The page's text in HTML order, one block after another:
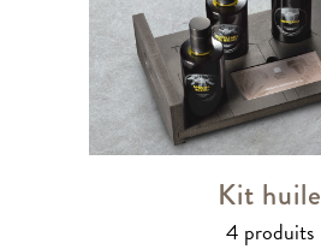
Kit huile
4 produits